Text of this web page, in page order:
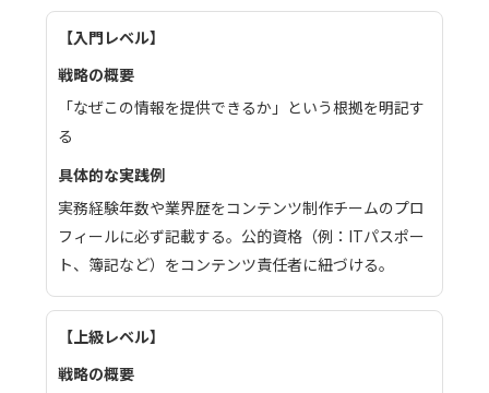
入門レベル
「なぜこの情報を提供できるか」という根拠を明記す
る
実務経験年数や業界歴をコンテンツ制作チームのプロ
フィールに必ず記載する。公的資格（例：ITパスポー
ト、簿記など）をコンテンツ責任者に紐づける。
上級レベル